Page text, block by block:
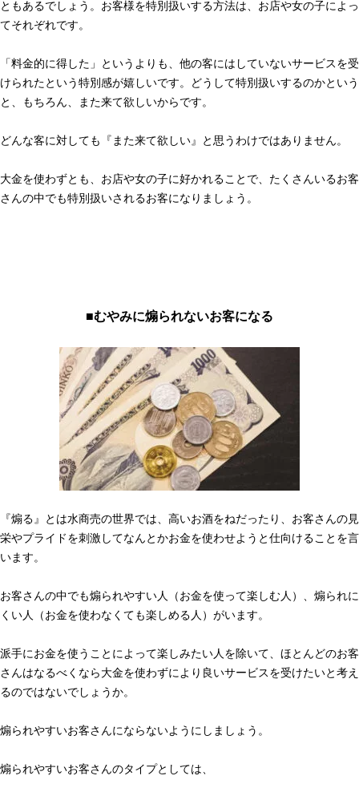
ともあるでしょう。お客様を特別扱いする方法は、お店や女の子によっ
てそれぞれです。
「料金的に得した」というよりも、他の客にはしていないサービスを受
けられたという特別感が嬉しいです。どうして特別扱いするのかという
と、もちろん、また来て欲しいからです。
どんな客に対しても『また来て欲しい』と思うわけではありません。
大金を使わずとも、お店や女の子に好かれることで、たくさんいるお客
さんの中でも特別扱いされるお客になりましょう。
■むやみに煽られないお客になる
『煽る』とは水商売の世界では、高いお酒をねだったり、お客さんの見
栄やプライドを刺激してなんとかお金を使わせようと仕向けることを言
います。
お客さんの中でも煽られやすい人（お金を使って楽しむ人）、煽られに
くい人（お金を使わなくても楽しめる人）がいます。
派手にお金を使うことによって楽しみたい人を除いて、ほとんどのお客
さんはなるべくなら大金を使わずにより良いサービスを受けたいと考え
るのではないでしょうか。
煽られやすいお客さんにならないようにしましょう。
煽られやすいお客さんのタイプとしては、